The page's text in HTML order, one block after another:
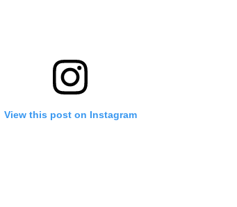
View this post on Instagram